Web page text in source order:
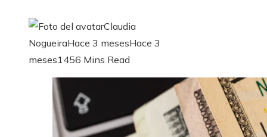
Claudia
NogueiraHace 3 mesesHace 3
meses1456 Mins Read